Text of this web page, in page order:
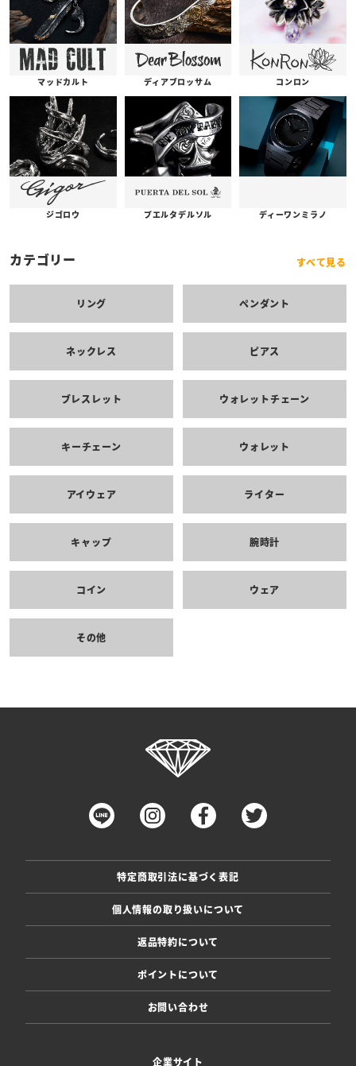
マッドカルト ディアブロッサム コンロン
ジゴロウ プエルタデルソル ディーワンミラノ
カテゴリー すべて見る
リング ペンダント
ネックレス ピアス
ブレスレット ウォレットチェーン
キーチェーン ウォレット
アイウェア ライター
キャップ 腕時計
コイン ウェア
その他
特定商取引法に基づく表記
個人情報の取り扱いについて
返品特約について
ポイントについて
お問い合わせ
企業サイト